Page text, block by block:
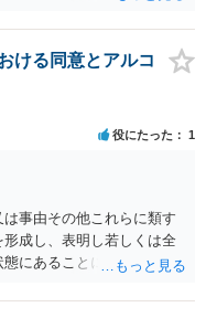
しても、それについて相談
いう判断になることもあり
影響はない」「完全なる同
言っても火に油をそそぐ
点でこれ以上アドバイスで
わります。
ける同意とアルコ
役にたった 1
事由その他これらに類す
成し、表明し若しくは全
にあることに乗じて、性
いせつなもの（以下この